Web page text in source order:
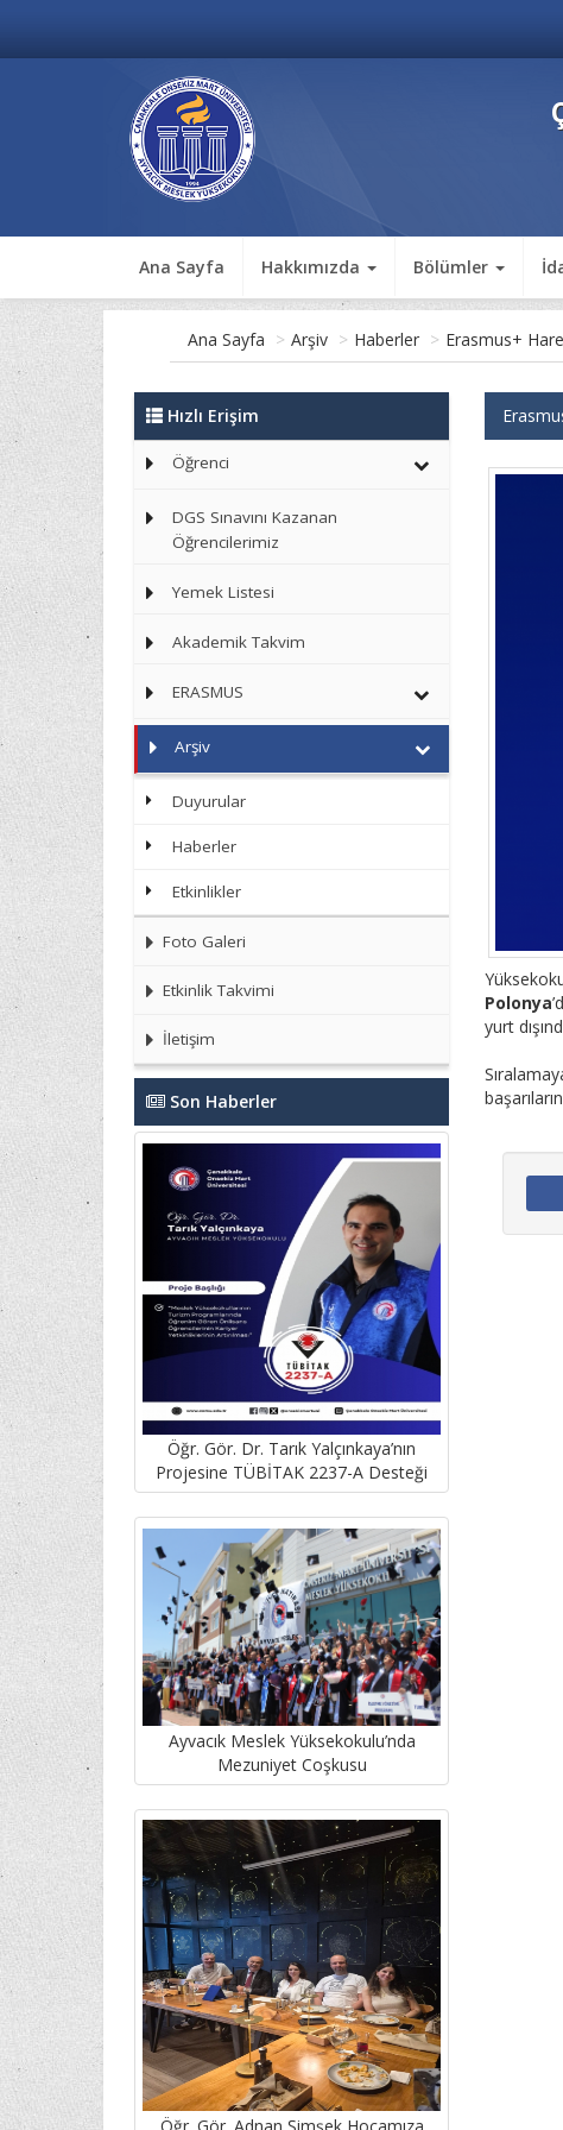
Ana Sayfa Hakkımızda Bölümler
Ana Sayfa > Arşiv > Haberler > Erasmus+
Hızlı Erişim
Öğrenci
DGS Sınavını Kazanan
Öğrencilerimiz
Yemek Listesi
Akademik Takvim
ERASMUS
Arşiv
Duyurular
Haberler
Etkinlikler
Foto Galeri
Etkinlik Takvimi
İletişim
Son Haberler
Öğr. Gör. Dr. Tarık Yalçınkaya’nın
Projesine TÜBİTAK 2237-A Desteği
Ayvacık Meslek Yüksekokulu’nda
Mezuniyet Coşkusu
Polonya
yurt